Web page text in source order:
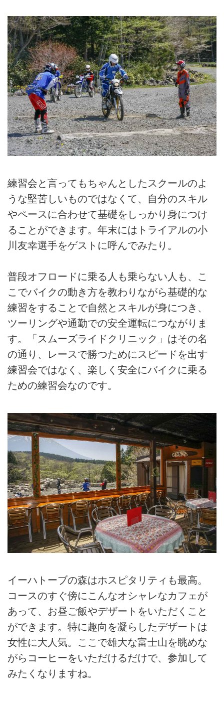
練習会と言ってもちゃんとしたスクールのよ
うな堅苦しいものではなくて、自分のスキル
やペースに合わせて基礎をしっかり身につけ
ることができます。年末にはトライアルの小
川友幸選手をゲストに呼んでみたり。
普段オフロードに乗る人も乗らない人も、こ
こでバイクの動き方を教わりながら基礎的な
練習をすることで自然とスキルが身につき、
ツーリングや通勤での安全運転につながりま
す。「スムーズライドクリニック」はその名
の通り、レースで勝つためにスピードを出す
練習会ではなく、楽しく安全にバイクに乗る
ための練習会なのです。
イーハトーブの森はホスピタリティも最高。
コースのすぐ傍にこんなオシャレなカフェが
あって、お昼ご飯やデザートをいただくこと
ができます。特に趣向を凝らしたデザートは
女性に大人気。ここで雄大な富士山を眺めな
がらコーヒーをいただけるだけで、参加して
みたくなりますね。